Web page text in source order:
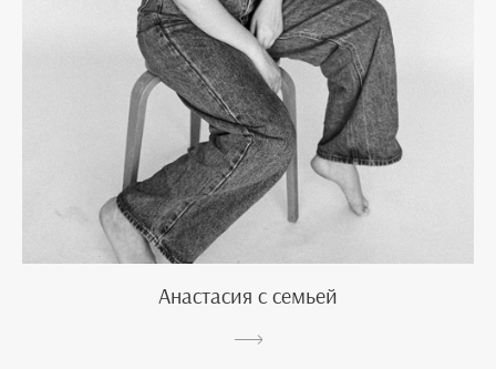
Анастасия с семьей